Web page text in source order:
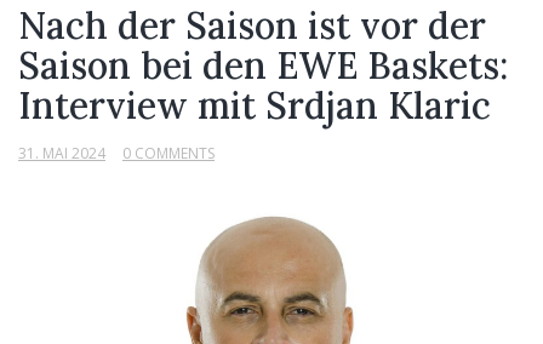
Nach der Saison ist vor der
Saison bei den EWE Baskets:
Interview mit Srdjan Klaric
31. MAI 2024 0 COMMENTS